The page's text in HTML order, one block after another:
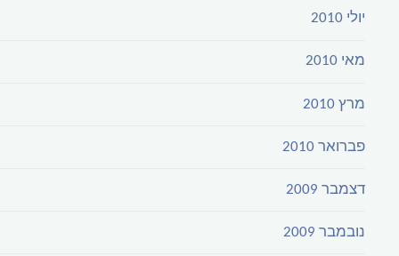
יולי 2010
מאי 2010
מרץ 2010
פברואר 2010
דצמבר 2009
נובמבר 2009